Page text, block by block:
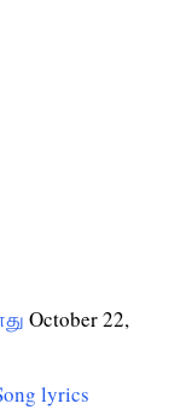
October 22,
lyrics